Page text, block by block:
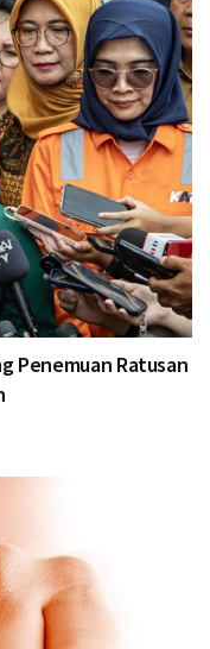
Penemuan Ratusan